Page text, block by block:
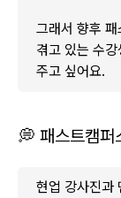
그래서 향후
겪고 있는 수
주고 싶어요.
💭 패스트캠퍼
현업 강사진과